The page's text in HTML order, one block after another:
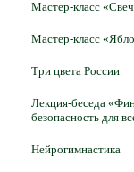
Мастер-класс
Мастер-класс
Три цвета России
Лекция-беседа
безопасность для
Нейрогимнастика